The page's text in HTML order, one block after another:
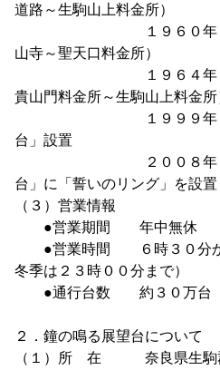
道路～生駒山上料金所）
１９６０年１２月
山寺～聖天口料金所）
１９６４年 ４月
貴山門料金所～生駒山上料金所
１９９９年 ４月
台」設置
２００８年 ４月
台」に「誓いのリング」を設置
（３）営業情報
●営業期間 年中無休
●営業時間 ６時３０分か
冬季は２３時００分まで）
●通行台数 約３０万台（
２．鐘の鳴る展望台について
（１）所 在 奈良県生駒郡